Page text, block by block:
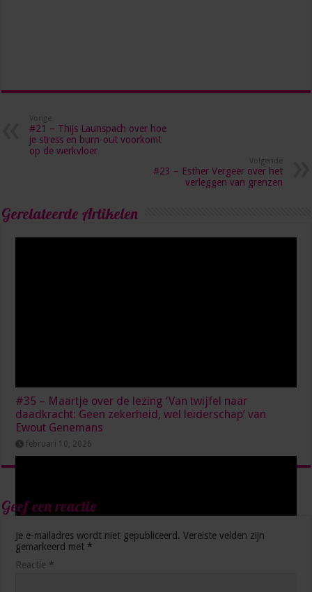
Vorige
#21 – Thijs Launspach over hoe
je stress en burn-out voorkomt
op de werkvloer
Volgende
#23 – Esther Vergeer over het
verleggen van grenzen
Gerelateerde Artikelen
#35 – Maartje over de lezing ‘Van twijfel naar
daadkracht: Geen zekerheid, wel leiderschap’ van
Ewout Genemans
februari 10, 2026
Geef een reactie
Je e-mailadres wordt niet gepubliceerd. Vereiste velden zijn
gemarkeerd met *
Reactie *